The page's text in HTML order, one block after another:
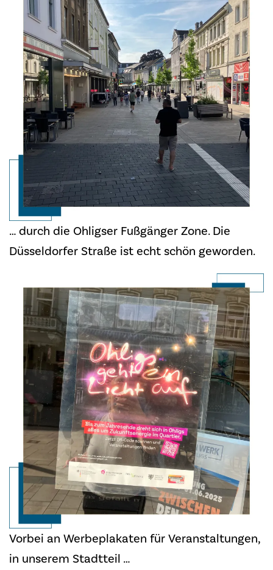
… durch die Ohligser Fußgänger Zone. Die
Düsseldorfer Straße ist echt schön geworden.
Vorbei an Werbeplakaten für Veranstaltungen,
in unserem Stadtteil …